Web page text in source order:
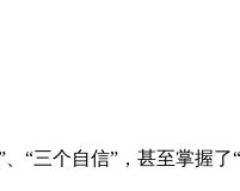
“三个自信”，甚至掌握